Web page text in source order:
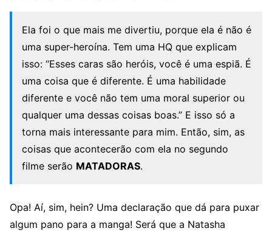
Ela foi o que mais me divertiu, porque ela é não é
uma super-heroína. Tem uma HQ que explicam
isso: “Esses caras são heróis, você é uma espiã. É
uma coisa que é diferente. É uma habilidade
diferente e você não tem uma moral superior ou
qualquer uma dessas coisas boas.” E isso só a
torna mais interessante para mim. Então, sim, as
coisas que acontecerão com ela no segundo
filme serão MATADORAS.
Opa! Aí, sim, hein? Uma declaração que dá para puxar
algum pano para a manga! Será que a Natasha